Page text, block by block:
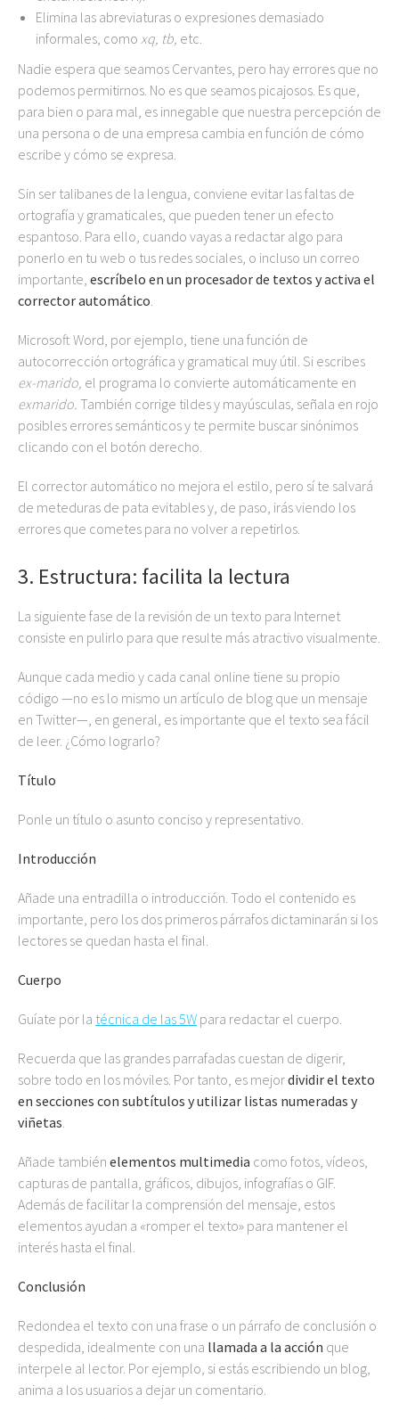
Elimina las abreviaturas o expresiones demasiado
informales, como xq, tb, etc.
Nadie espera que seamos Cervantes, pero hay errores que no
podemos permitirnos. No es que seamos picajosos. Es que,
para bien o para mal, es innegable que nuestra percepción de
una persona o de una empresa cambia en función de cómo
escribe y cómo se expresa.
Sin ser talibanes de la lengua, conviene evitar las faltas de
ortografía y gramaticales, que pueden tener un efecto
espantoso. Para ello, cuando vayas a redactar algo para
ponerlo en tu web o tus redes sociales, o incluso un correo
importante, escríbelo en un procesador de textos y activa el
corrector automático.
Microsoft Word, por ejemplo, tiene una función de
autocorrección ortográfica y gramatical muy útil. Si escribes
ex-marido, el programa lo convierte automáticamente en
exmarido. También corrige tildes y mayúsculas, señala en rojo
posibles errores semánticos y te permite buscar sinónimos
clicando con el botón derecho.
El corrector automático no mejora el estilo, pero sí te salvará
de meteduras de pata evitables y, de paso, irás viendo los
errores que cometes para no volver a repetirlos.
3. Estructura: facilita la lectura
La siguiente fase de la revisión de un texto para Internet
consiste en pulirlo para que resulte más atractivo visualmente.
Aunque cada medio y cada canal online tiene su propio
código —no es lo mismo un artículo de blog que un mensaje
en Twitter—, en general, es importante que el texto sea fácil
de leer. ¿Cómo lograrlo?
Título
Ponle un título o asunto conciso y representativo.
Introducción
Añade una entradilla o introducción. Todo el contenido es
importante, pero los dos primeros párrafos dictaminarán si los
lectores se quedan hasta el final.
Cuerpo
Guíate por la técnica de las 5W para redactar el cuerpo.
Recuerda que las grandes parrafadas cuestan de digerir,
sobre todo en los móviles. Por tanto, es mejordividir el texto
en secciones con subtítulos y utilizar listas numeradas y
viñetas.
Añade también elementos multimedia como fotos, vídeos,
capturas de pantalla, gráficos, dibujos, infografías o GIF.
Además de facilitar la comprensión del mensaje, estos
elementos ayudan a «romper el texto» para mantener el
interés hasta el final.
Conclusión
Redondea el texto con una frase o un párrafo de conclusión o
despedida, idealmente con una llamada a la acción que
interpele al lector. Por ejemplo, si estás escribiendo un blog,
anima a los usuarios a dejar un comentario.